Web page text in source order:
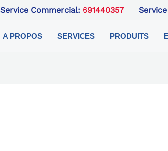
Service Commercial: 691440357
A PROPOS SERVICES PRODUITS